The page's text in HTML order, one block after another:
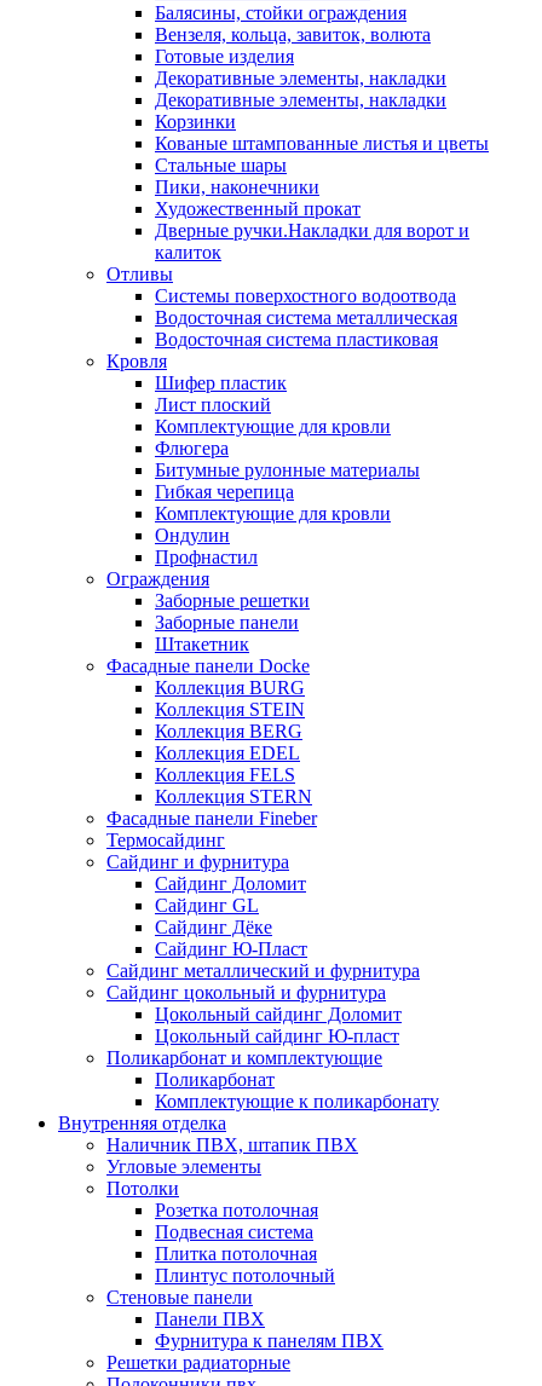
Балясины, стойки ограждения
Вензеля, кольца, завиток, волюта
Готовые изделия
Декоративные элементы, накладки
Декоративные элементы, накладки
Корзинки
Кованые штампованные листья и цветы
Стальные шары
Пики, наконечники
Художественный прокат
Дверные ручки.Накладки для ворот и
калиток
Отливы
Системы поверхостного водоотвода
Водосточная система металлическая
Водосточная система пластиковая
Кровля
Шифер пластик
Лист плоский
Комплектующие для кровли
Флюгера
Битумные рулонные материалы
Гибкая черепица
Комплектующие для кровли
Ондулин
Профнастил
Ограждения
Заборные решетки
Заборные панели
Штакетник
Фасадные панели Docke
Коллекция BURG
Коллекция STEIN
Коллекция BERG
Коллекция EDEL
Коллекция FELS
Коллекция STERN
Фасадные панели Fineber
Термосайдинг
Сайдинг и фурнитура
Сайдинг Доломит
Сайдинг GL
Сайдинг Дёке
Сайдинг Ю-Пласт
Сайдинг металлический и фурнитура
Сайдинг цокольный и фурнитура
Цокольный сайдинг Доломит
Цокольный сайдинг Ю-пласт
Поликарбонат и комплектующие
Поликарбонат
Комплектующие к поликарбонату
Внутренняя отделка
Наличник ПВХ, штапик ПВХ
Угловые элементы
Потолки
Розетка потолочная
Подвесная система
Плитка потолочная
Плинтус потолочный
Стеновые панели
Панели ПВХ
Фурнитура к панелям ПВХ
Решетки радиаторные